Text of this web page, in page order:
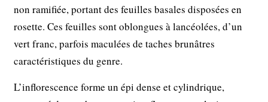
non ramifiée, portant des feuilles basales disposées en
rosette. Ces feuilles sont oblongues à lancéolées, d’un
vert franc, parfois maculées de taches brunâtres
caractéristiques du genre.
L’inflorescence forme un épi dense et cylindrique,